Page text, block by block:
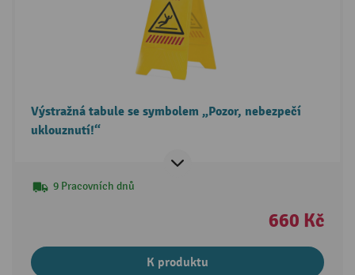
Výstražná tabule se symbolem „Pozor, nebezpečí
uklouznutí!“
9 Pracovních dnů
660 Kč
K produktu